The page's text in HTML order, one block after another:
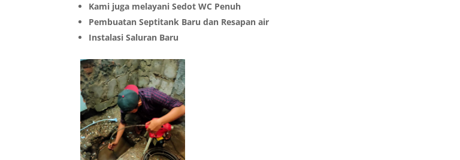
Kami juga melayani Sedot WC Penuh
Pembuatan Septitank Baru dan Resapan air
Instalasi Saluran Baru